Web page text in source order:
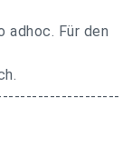
Für den